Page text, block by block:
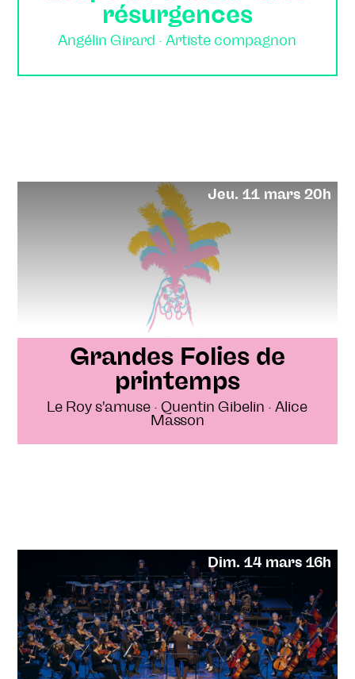
résurgences
Angélin Girard · Artiste compagnon
Jeu. 11 mars 20h
Grandes Folies de
printemps
Le Roy s'amuse · Quentin Gibelin · Alice
Masson
Dim. 14 mars 16h